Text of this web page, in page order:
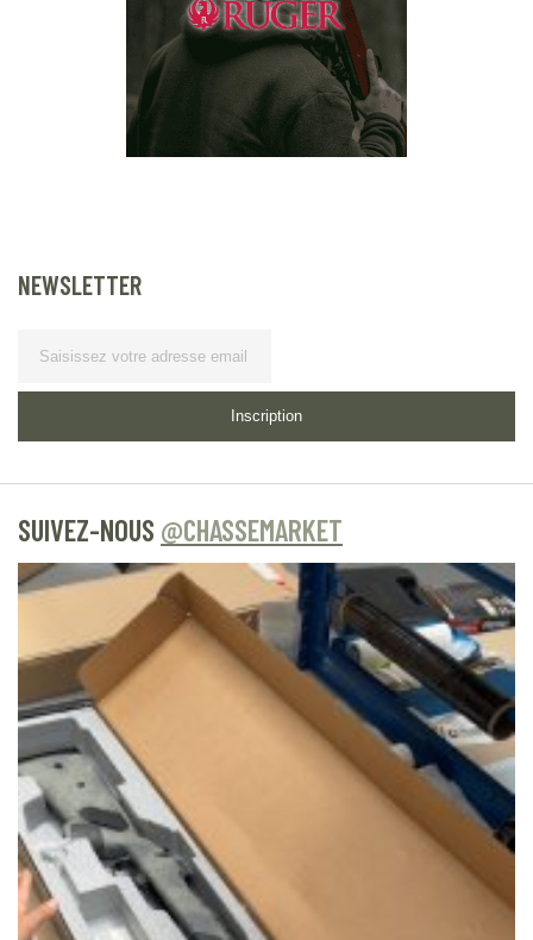
NEWSLETTER
Inscription
SUIVEZ-NOUS @CHASSEMARKET